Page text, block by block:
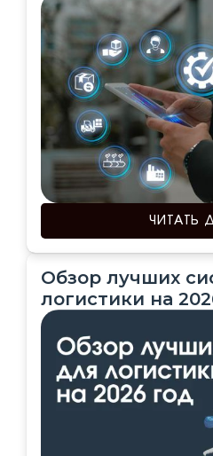
ЧИТАТЬ
Обзор лучших
логистики на